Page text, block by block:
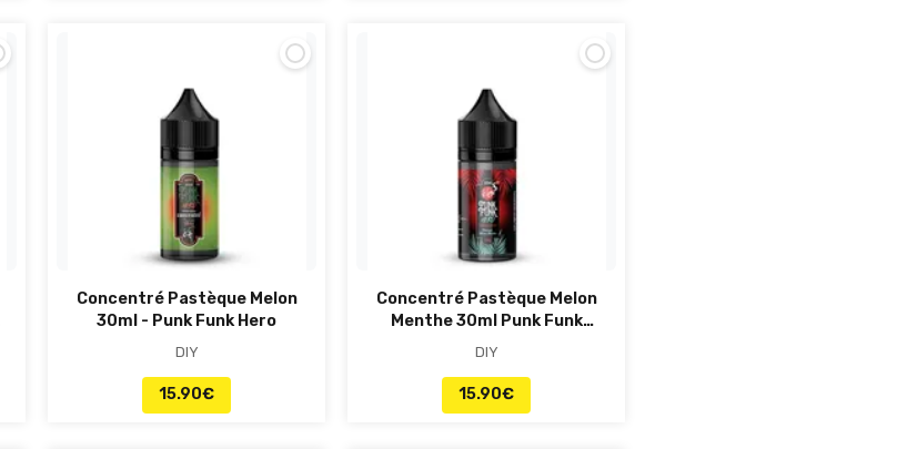
Concentré Pastèque Melon
30ml - Punk Funk Hero
DIY
15.90€
Concentré Pastèque Melon
Menthe 30ml Punk Funk
Hero
DIY
15.90€